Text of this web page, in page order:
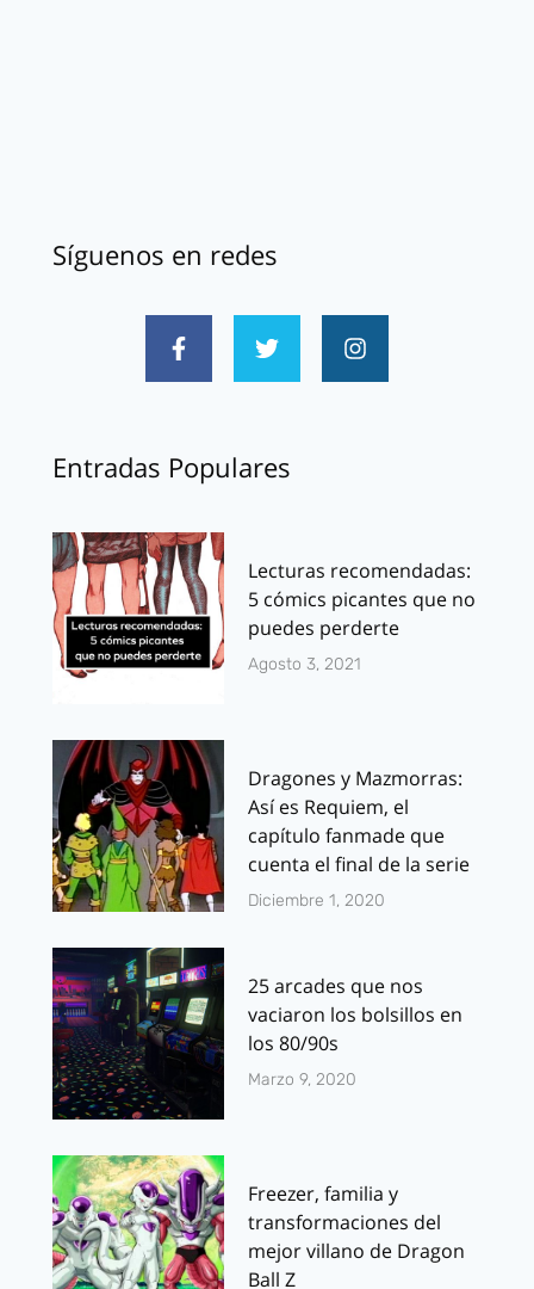
Síguenos en redes
Entradas Populares
Lecturas recomendadas:
5 cómics picantes que no
puedes perderte
Agosto 3, 2021
Dragones y Mazmorras:
Así es Requiem, el
capítulo fanmade que
cuenta el final de la serie
Diciembre 1, 2020
25 arcades que nos
vaciaron los bolsillos en
los 80/90s
Marzo 9, 2020
Freezer, familia y
transformaciones del
mejor villano de Dragon
Ball Z